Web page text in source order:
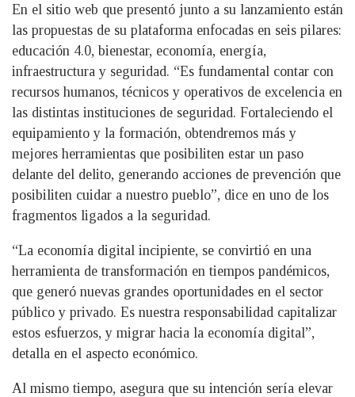
En el sitio web que presentó junto a su lanzamiento están
las propuestas de su plataforma enfocadas en seis pilares:
educación 4.0, bienestar, economía, energía,
infraestructura y seguridad. “Es fundamental contar con
recursos humanos, técnicos y operativos de excelencia en
las distintas instituciones de seguridad. Fortaleciendo el
equipamiento y la formación, obtendremos más y
mejores herramientas que posibiliten estar un paso
delante del delito, generando acciones de prevención que
posibiliten cuidar a nuestro pueblo”, dice en uno de los
fragmentos ligados a la seguridad.
“La economía digital incipiente, se convirtió en una
herramienta de transformación en tiempos pandémicos,
que generó nuevas grandes oportunidades en el sector
público y privado. Es nuestra responsabilidad capitalizar
estos esfuerzos, y migrar hacia la economía digital”,
detalla en el aspecto económico.
Al mismo tiempo, asegura que su intención sería elevar